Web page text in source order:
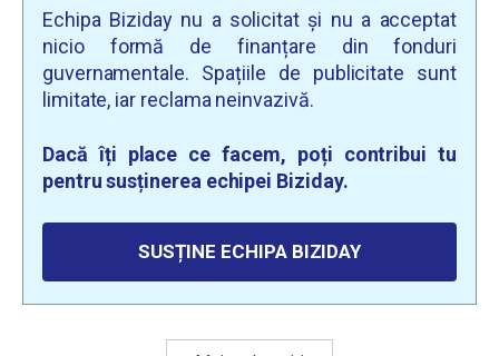
Echipa Biziday nu a solicitat și nu a acceptat
nicio formă de finanțare din fonduri
guvernamentale. Spațiile de publicitate sunt
limitate, iar reclama neinvazivă.
Dacă îți place ce facem, poți contribui tu
pentru susținerea echipei Biziday.
SUSȚINE ECHIPA BIZIDAY